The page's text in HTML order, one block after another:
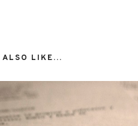
ALSO LIKE...